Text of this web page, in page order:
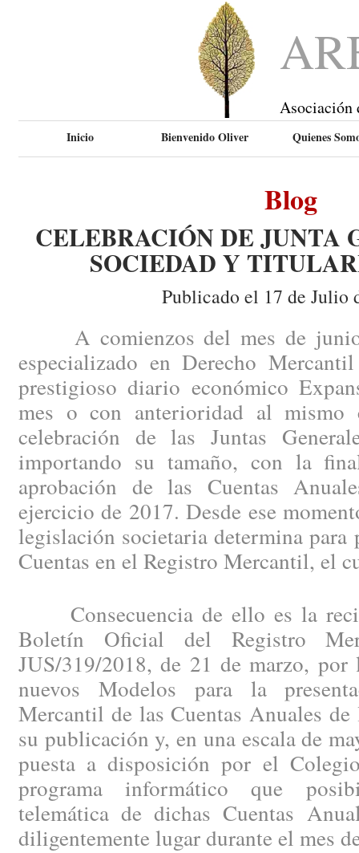
Asociación
Inicio Bienvenido Oliver Quienes
Blog
CELEBRACIÓN DE JUNTA
SOCIEDAD Y
Publicado el 17 de Julio
A comienzos del mes de junio,
especializado en Derecho
prestigioso diario económico
mes o con anterioridad al mismo
celebración de las Juntas
importando su tamaño, con la
aprobación de las Cuentas
ejercicio de 2017. Desde ese
legislación societaria determina para
Cuentas en el Registro Mercantil, el
Consecuencia de ello es la
Boletín Oficial del Registro
JUS/319/2018, de 21 de marzo, por
nuevos Modelos para la
Mercantil de las Cuentas Anuales
su publicación y, en una escala de
puesta a disposición por el
programa informático que
telemática de dichas Cuentas
diligentemente lugar durante el mes